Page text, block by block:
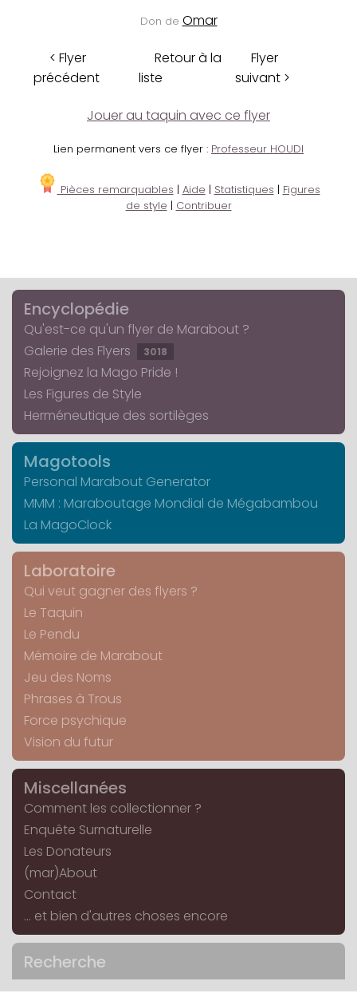
Don de Omar
< Flyer
précédent
Retour à la
liste
Flyer
suivant >
Jouer au taquin avec ce flyer
Lien permanent vers ce flyer : Professeur HOUDI
Pièces remarquables | Aide | Statistiques | Figures
de style | Contribuer
Encyclopédie
Qu'est-ce qu'un flyer de Marabout ?
Galerie des Flyers
3018
Rejoignez la Mago Pride !
Les Figures de Style
Herméneutique des sortilèges
Magotools
Personal Marabout Generator
MMM : Maraboutage Mondial de Mégabambou
La MagoClock
Laboratoire
Qui veut gagner des flyers ?
Le Taquin
Le Pendu
Mémoire de Marabout
Jeu des Noms
Phrases à Trous
Force psychique
Vision du futur
Miscellanées
Comment les collectionner ?
Enquête Surnaturelle
Les Donateurs
(mar)About
Contact
... et bien d'autres choses encore
Recherche